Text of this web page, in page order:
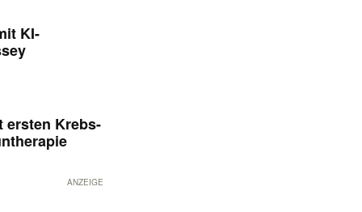
KI-
ersten Krebs-
ANZEIGE